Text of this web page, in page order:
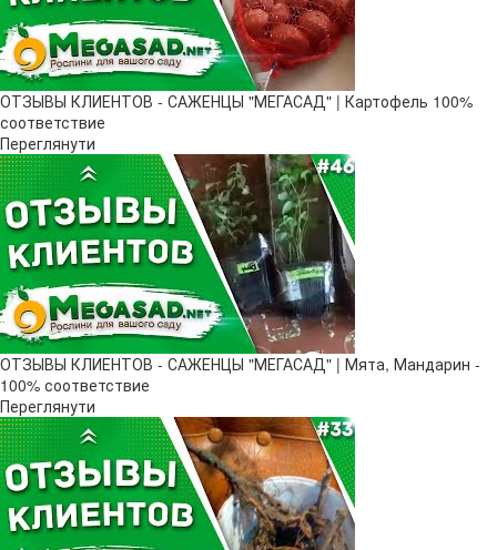
ОТЗЫВЫ КЛИЕНТОВ - САЖЕНЦЫ "МЕГАСАД" | Картофель 100%
соответствие
Переглянути
ОТЗЫВЫ КЛИЕНТОВ - САЖЕНЦЫ "МЕГАСАД" | Мята, Мандарин -
100% соответствие
Переглянути